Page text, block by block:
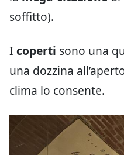
soffitto).
I coperti sono una
una dozzina
clima lo consente.